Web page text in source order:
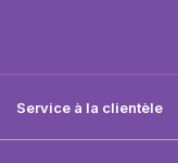
Service à la clientèle